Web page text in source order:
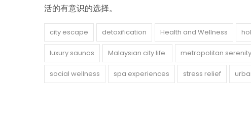
活的有意识的选择。
city escape detoxification Health and Wellness
luxury saunas Malaysian city life. metropolitan serenity
social wellness spa experiences stress relief